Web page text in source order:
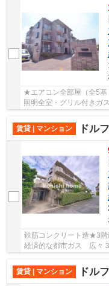
★エアコン全部屋（全5
照明全室・グリル付きガ
ピアノ（アップライトご
賃貸 | マンション
ドル
鉄筋コンクリート造★3
経済的な都市ガス 広々
ペースがあり、子供の遊
賃貸 | マンション
ドル